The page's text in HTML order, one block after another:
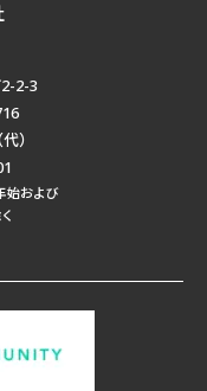
2-3
）
始および